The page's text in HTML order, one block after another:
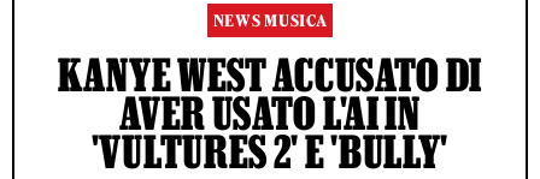
NEWS MUSICA
KANYE WEST ACCUSATO DI
AVER USATO L'AI IN
'VULTURES 2' E 'BULLY'